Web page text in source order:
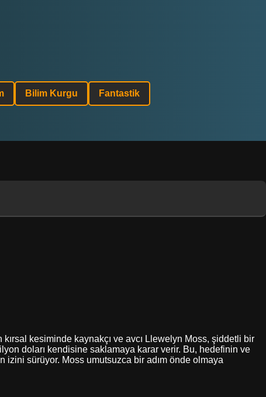
Bilim Kurgu Fantastik
kesiminde kaynakçı ve avcı Llewelyn Moss, şiddetli bir
doları kendisine saklamaya karar verir. Bu, hedefinin ve
izini sürüyor. Moss umutsuzca bir adım önde olmaya